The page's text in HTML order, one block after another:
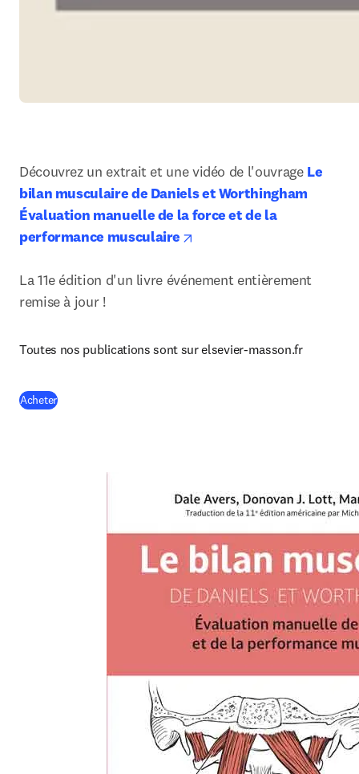
Découvrez un extrait et une vidéo de l'ouvrage Le
bilan musculaire de Daniels et Worthingham
Évaluation manuelle de la force et de la
performance musculaire
La 11e édition d'un livre événement entièrement
remise à jour !
Toutes nos publications sont sur elsevier-masson.fr
Acheter(